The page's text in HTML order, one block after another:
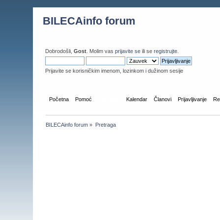
BILECAinfo forum
Dobrodošli,Gost . Molim vasprijavite se ili seregistrujte
Prijavite se korisničkim imenom, lozinkom i dužinom sesije
Početna Pomoć Kalendar Članovi Prijavljivanje
BILECAinfo forum » Pretraga